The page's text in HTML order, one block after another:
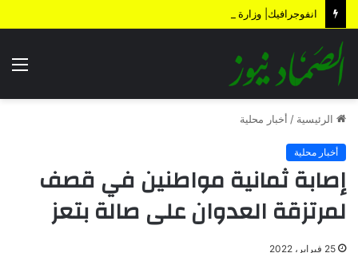
الرئيسية / أخبار محلية
أخبار محلية
إصابة ثمانية مواطنين في قصف
لمرتزقة العدوان على صالة بتعز
25 فبراير، 2022